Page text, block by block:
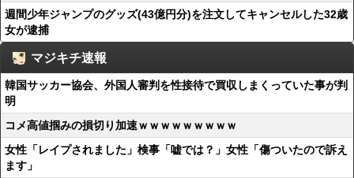
週間少年ジャンプのグッズ(43億円分)を注文してキャンセルした32歳
女が逮捕
マジキチ速報
韓国サッカー協会、外国人審判を性接待で買収しまくっていた事が判
明
コメ高値掴みの損切り加速ｗｗｗｗｗｗｗｗｗ
女性「レイプされました」検事「嘘では？」女性「傷ついたので訴え
ます」